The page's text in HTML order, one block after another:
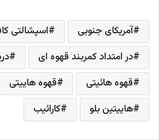
آمریکای جنوبی
اسپشالتی
در امتداد کمربند قهوه ای
قهوه هائیتی
قهوه هاییتی
هاییتین بلو
کارائیب